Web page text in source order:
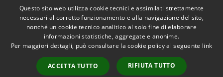
Accessibilità
Copyright © 2026 • Comune di
Aosta • Powered by
Municipium•
Accesso
Questo sito web utilizza cookie tecnici e assimilati strettamente
necessari al corretto funzionamento e alla navigazione del sito,
nonché un cookie tecnico analitico al solo fine di elaborare
informazioni statistiche, aggregate e anonime.
Per maggiori dettagli, può consultare la cookie policy al seguente link
ACCETTA TUTTO RIFIUTA TUTTO